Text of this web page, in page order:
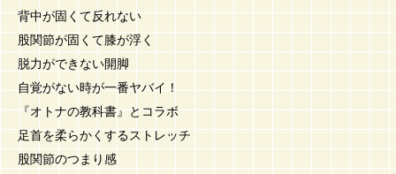
背中が固くて反れない
股関節が固くて膝が浮く
脱力ができない開脚
自覚がない時が一番ヤバイ！
『オトナの教科書』とコラボ
足首を柔らかくするストレッチ
股関節のつまり感